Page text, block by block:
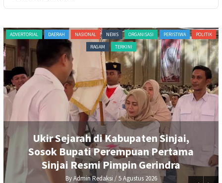
ADVERTORIAL DAERAH NASIONAL NEWS ORGANISASI PERISTIWA
POLITIK
RAGAM
TERKINI
Ukir Sejarah di Kabupaten Sinjai,
Sosok Bupati Perempuan Pertama
Sinjai Resmi Pimpin Gerindra
By Admin Redaksi / 5 Agustus 2026